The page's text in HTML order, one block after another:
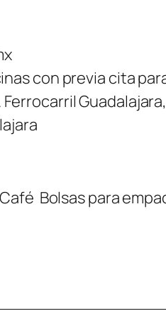
con previa cita
Bolsas para